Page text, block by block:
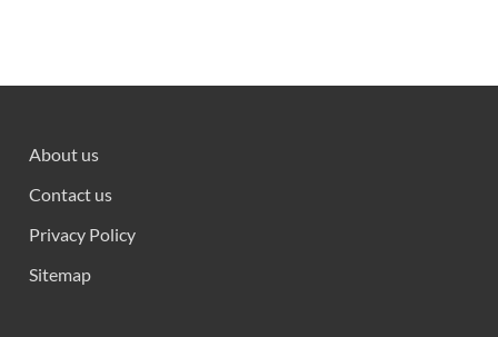
About us
Contact us
Privacy Policy
Sitemap